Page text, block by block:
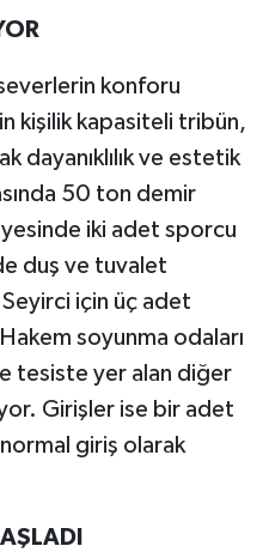
konforu
kişilik kapasiteli tribün,
dayanıklılık ve estetik
50 ton demir
iki adet sporcu
duş ve tuvalet
için üç adet
soyunma odaları
tesiste yer alan diğer
Girişler ise bir adet
giriş olarak